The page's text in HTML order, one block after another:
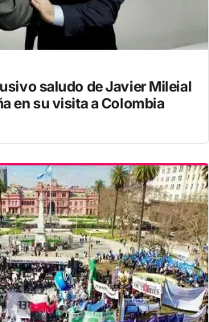
saludo de Javier Mileial
en su visita a Colombia